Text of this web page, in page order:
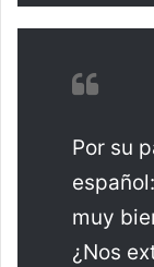
Por su
muy
¿Nos